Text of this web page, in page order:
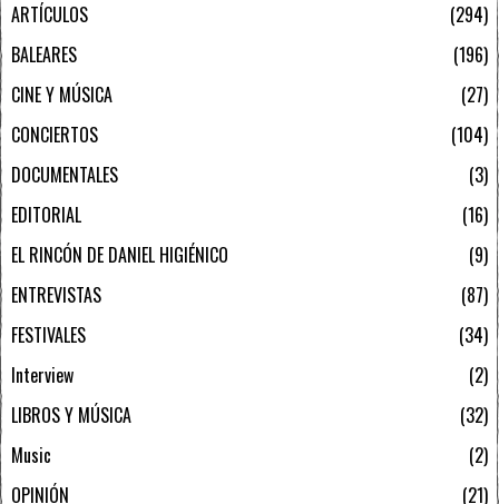
ARTÍCULOS
294
BALEARES
196
CINE Y MÚSICA
27
CONCIERTOS
104
DOCUMENTALES
3
EDITORIAL
16
EL RINCÓN DE DANIEL HIGIÉNICO
9
ENTREVISTAS
87
FESTIVALES
34
Interview
2
LIBROS Y MÚSICA
32
Music
2
OPINIÓN
21